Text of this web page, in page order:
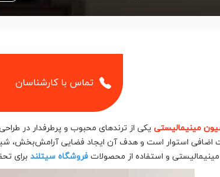
تماس با کارشناسان
مینیمالیستی یکی از ترندهای محبوب و پرطرفدار در
اضافی استوار است و هدف آن ایجاد فضایی آرامش‌بخش،
و استفاده از محصولات فروشگاه سیتلند برای